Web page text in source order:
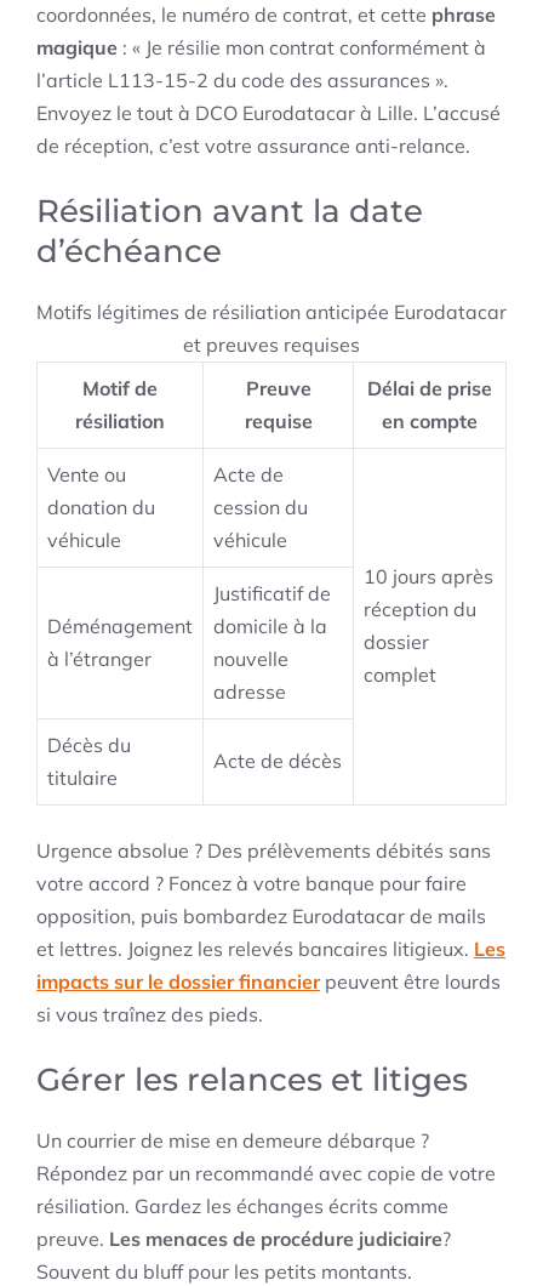
coordonnées, le numéro de contrat, et cette phrase
magique : « Je résilie mon contrat conformément à
l’article L113-15-2 du code des assurances ».
Envoyez le tout à DCO Eurodatacar à Lille. L’accusé
de réception, c’est votre assurance anti-relance.
Résiliation avant la date
d’échéance
Motifs légitimes de résiliation anticipée Eurodatacar
et preuves requises
Motif de
résiliation
Preuve
requise
Délai de prise
en compte
Vente ou
donation du
véhicule
Acte de
cession du
véhicule
10 jours après
réception du
dossier
complet
Déménagement
à l’étranger
Justificatif de
domicile à la
nouvelle
adresse
Décès du
titulaire
Acte de décès
Urgence absolue ? Des prélèvements débités sans
votre accord ? Foncez à votre banque pour faire
opposition, puis bombardez Eurodatacar de mails
et lettres. Joignez les relevés bancaires litigieux. Les
impacts sur le dossier financierpeuvent être lourds
si vous traînez des pieds.
Gérer les relances et litiges
Un courrier de mise en demeure débarque ?
Répondez par un recommandé avec copie de votre
résiliation. Gardez les échanges écrits comme
preuve. Les menaces de procédure judiciaire?
Souvent du bluff pour les petits montants.